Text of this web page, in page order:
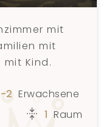
mit
mit
Kind.
2 Erwachsene
1 Raum